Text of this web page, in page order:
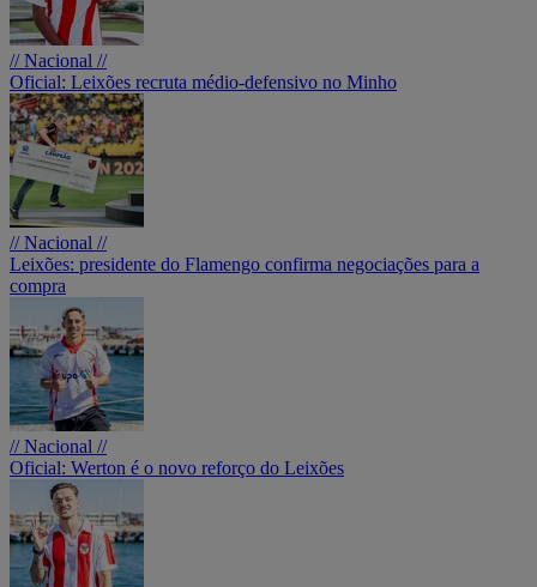
// Nacional //
Oficial: Leixões recruta médio-defensivo no Minho
// Nacional //
Leixões: presidente do Flamengo confirma negociações para a
compra
// Nacional //
Oficial: Werton é o novo reforço do Leixões